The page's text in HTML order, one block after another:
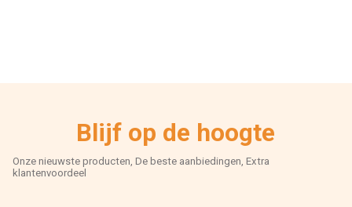
Blijf op de hoogte
Onze nieuwste producten, De beste aanbiedingen, Extra
klantenvoordeel